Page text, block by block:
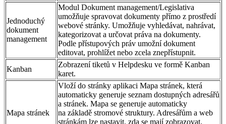
Jednoduchý
dokument
management
Modul Dokument management/Legislativa
umožňuje spravovat dokumenty přímo z prostředí
webové stránky. Umožňuje vyhledávat, nahrávat,
kategorizovat a určovat práva na dokumenty.
Podle přístupových práv umožní dokument
editovat, prohlížet nebo zcela znepřístupnit.
Kanban
Zobrazení tiketů v Helpdesku ve formě Kanban
karet.
Mapa stránek
Vloží do stránky aplikaci Mapa stránek, která
automaticky generuje seznam dostupných adresářů
a stránek. Mapa se generuje automaticky
na základě stromové struktury. Adresářům a web
stránkám lze nastavit, zda se mají zobrazovat,